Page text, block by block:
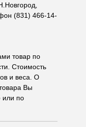
(831) 466-14-
товар по
Стоимость
и веса. О
Вы
или по